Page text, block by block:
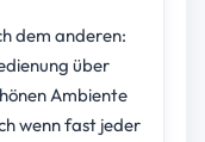
dem anderen:
über
Ambiente
wenn fast jeder